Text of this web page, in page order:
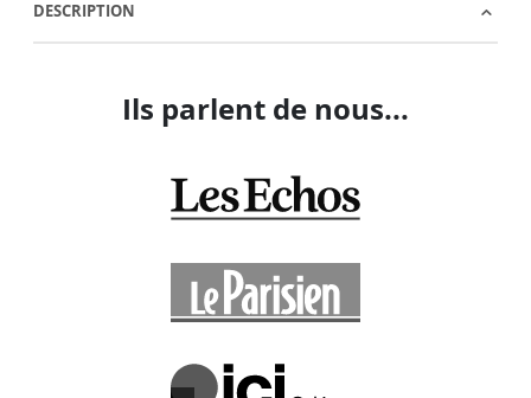
DESCRIPTION
Ils parlent de nous...